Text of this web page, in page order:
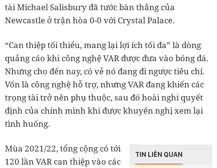
tài Michael Salisbury đã tước bàn thắng của
Newcastle ở trận hòa 0-0 với Crystal Palace.
“Can thiệp tối thiểu, mang lại lợi ích tối đa” là dòng
quảng cáo khi công nghệ VAR được đưa vào bóng đá.
Nhưng cho đến nay, có vẻ nó đang đi ngược tiêu chí.
Vốn là công nghệ hỗ trợ, nhưng VAR đang khiến các
trọng tài trở nên phụ thuộc, sau đó hoài nghi quyết
định của chính mình khi được khuyến nghị xem lại
tình huống.
TIN LIÊN QUAN
Mùa 2021/22, tổng cộng có tới
120 lần VAR can thiệp vào các